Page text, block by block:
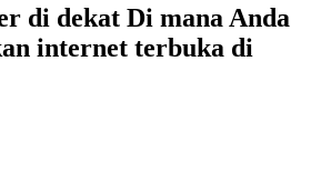
di dekat Di mana Anda
internet terbuka di